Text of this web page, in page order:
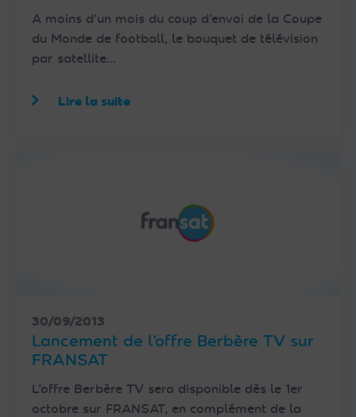
A moins d’un mois du coup d’envoi de la Coupe
du Monde de football, le bouquet de télévision
par satellite…
Lire la suite
30/09/2013
Lancement de l’offre Berbère TV sur
FRANSAT
L’offre Berbère TV sera disponible dès le 1er
octobre sur FRANSAT, en complément de la